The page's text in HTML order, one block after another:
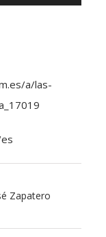
a/las-
Zapatero